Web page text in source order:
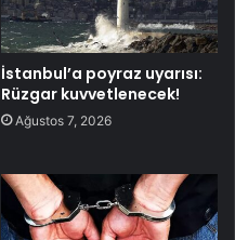
İstanbul’a poyraz uyarısı:
Rüzgar kuvvetlenecek!
Ağustos 7, 2026